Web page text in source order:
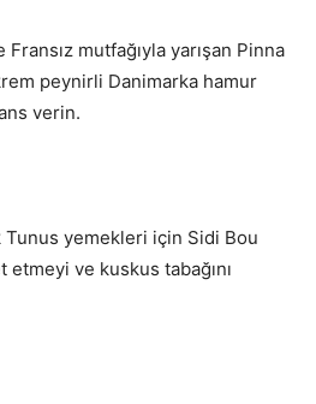
mutfağıyla yarışan Pinna
peynirli Danimarka hamur
verin.
yemekleri için Sidi Bou
etmeyi ve kuskus tabağını